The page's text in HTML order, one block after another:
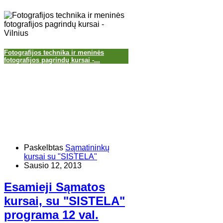
Fotografijos technika ir meninės
fotografijos pagrindų kursai -...
Paskelbtas Sąmatininkų
kursai su "SISTELA"
Sausio 12, 2013
Esamieji Sąmatos
kursai, su "SISTELA"
programa 12 val.